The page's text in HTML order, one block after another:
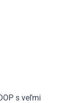
s veľmi